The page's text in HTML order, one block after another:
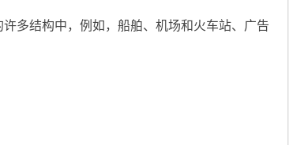
多结构中，例如，船舶、机场和火车站、广告